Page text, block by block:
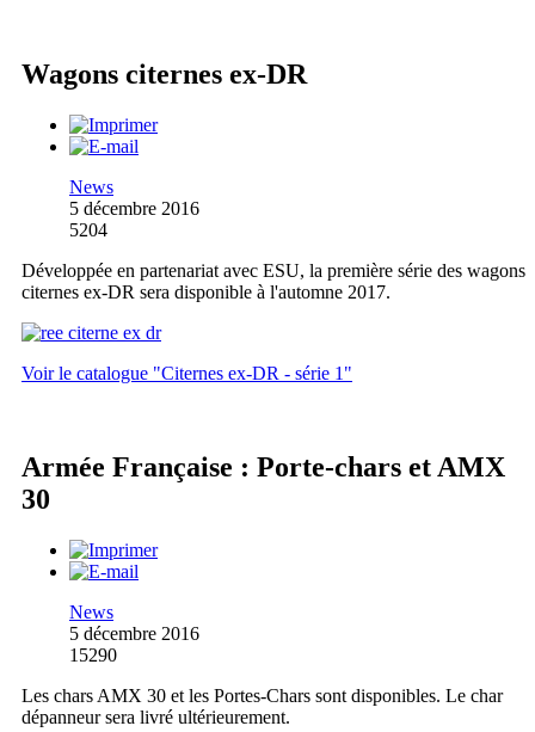
Wagons citernes ex-DR
News
5 décembre 2016
5204
Développée en partenariat avec ESU, la première série des wagons
citernes ex-DR sera disponible à l'automne 2017.
Voir le catalogue "Citernes ex-DR - série 1"
Armée Française : Porte-chars et AMX
30
News
5 décembre 2016
15290
Les chars AMX 30 et les Portes-Chars sont disponibles. Le char
dépanneur sera livré ultérieurement.